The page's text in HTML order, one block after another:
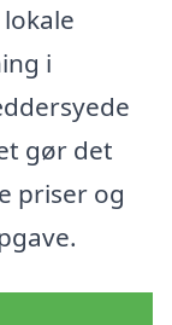
i
gør det
priser og